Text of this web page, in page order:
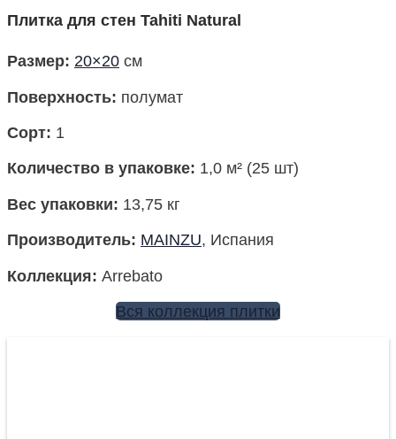
Плитка для стен Tahiti Natural
Размер: 20×20 см
Поверхность: полумат
Сорт: 1
Количество в упаковке: 1,0 м² (25 шт)
Вес упаковки: 13,75 кг
Производитель: MAINZU, Испания
Коллекция: Arrebato
Вся коллекция плитки